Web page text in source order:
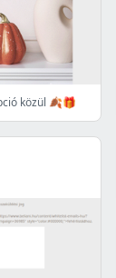
közül 🍂🎁